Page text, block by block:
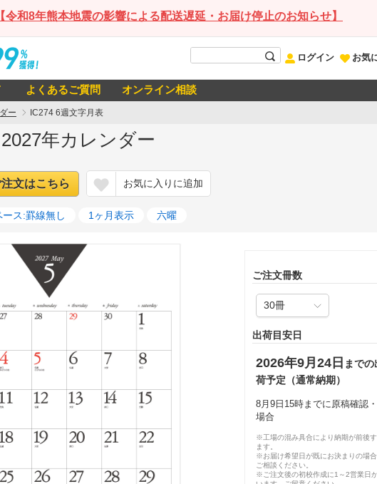
令和8年熊本地震の影響による配送遅延・お届け停止のお知らせ】
ログイン お気
よくあるご質問 オンライン相談
ー IC274 6週文字月表
年カレンダー
文はこちら お気に入りに追加
ス:罫線無し 1ヶ月表示 六曜
ご注文冊数
出荷目安日
2026年9月24日 まで
荷予定（通常納期）
8月9日15時までに原稿確認
場合
※工場の混み具合により納期が前後
ます。
※お届け希望日が既にお決まりの場
ご相談ください。
※ご注文後の初校作成に1～2営業日